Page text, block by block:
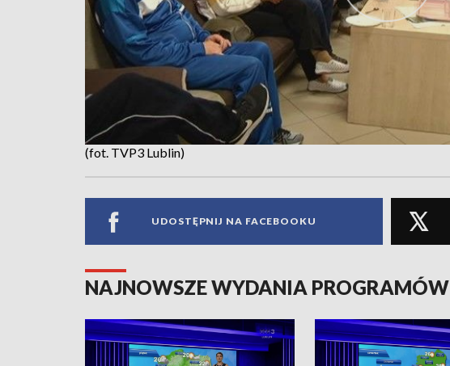
(fot. TVP3 Lublin)
UDOSTĘPNIJ NA FACEBOOKU
NAJNOWSZE WYDANIA PROGRAMÓW